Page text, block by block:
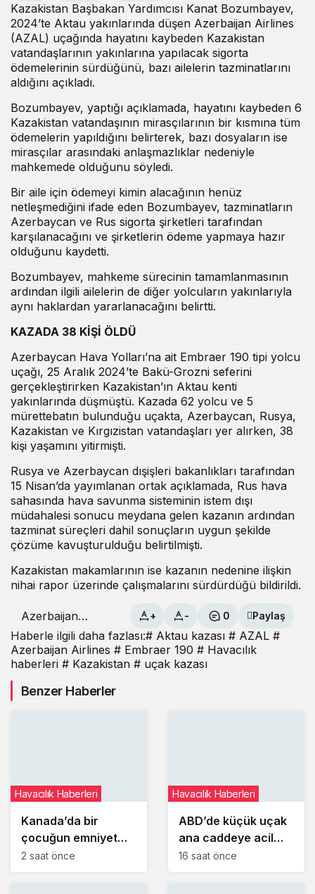
Kazakistan Başbakan Yardımcısı Kanat Bozumbayev,
2024’te Aktau yakınlarında düşen Azerbaijan Airlines
(AZAL) uçağında hayatını kaybeden Kazakistan
vatandaşlarının yakınlarına yapılacak sigorta
ödemelerinin sürdüğünü, bazı ailelerin tazminatlarını
aldığını açıkladı.
Bozumbayev, yaptığı açıklamada, hayatını kaybeden 6
Kazakistan vatandaşının mirasçılarının bir kısmına tüm
ödemelerin yapıldığını belirterek, bazı dosyaların ise
mirasçılar arasındaki anlaşmazlıklar nedeniyle
mahkemede olduğunu söyledi.
Bir aile için ödemeyi kimin alacağının henüz
netleşmediğini ifade eden Bozumbayev, tazminatların
Azerbaycan ve Rus sigorta şirketleri tarafından
karşılanacağını ve şirketlerin ödeme yapmaya hazır
olduğunu kaydetti.
Bozumbayev, mahkeme sürecinin tamamlanmasının
ardından ilgili ailelerin de diğer yolcuların yakınlarıyla
aynı haklardan yararlanacağını belirtti.
KAZADA 38 KİŞİ ÖLDÜ
Azerbaycan Hava Yolları’na ait Embraer 190 tipi yolcu
uçağı, 25 Aralık 2024’te Bakü-Grozni seferini
gerçekleştirirken Kazakistan’ın Aktau kenti
yakınlarında düşmüştü. Kazada 62 yolcu ve 5
mürettebatın bulunduğu uçakta, Azerbaycan, Rusya,
Kazakistan ve Kırgızistan vatandaşları yer alırken, 38
kişi yaşamını yitirmişti.
Rusya ve Azerbaycan dışişleri bakanlıkları tarafından
15 Nisan’da yayımlanan ortak açıklamada, Rus hava
sahasında hava savunma sisteminin istem dışı
müdahalesi sonucu meydana gelen kazanın ardından
tazminat süreçleri dahil sonuçların uygun şekilde
çözüme kavuşturulduğu belirtilmişti.
Kazakistan makamlarının ise kazanın nedenine ilişkin
nihai rapor üzerinde çalışmalarını sürdürdüğü bildirildi.
Azerbaijan
Airlines
kazasında
ölenlerin
yakınlarına
tazminat
ödenmeye
+ - 0 Paylaş
Haberle ilgili daha fazlası:# Aktau kazası # AZAL #
Azerbaijan Airlines # Embraer 190 # Havacılık
haberleri # Kazakistan # uçak kazası
Benzer Haberler
Kanada’da bir
çocuğun emniyet
kemerini takmaması
Havacılık Haberleri
2 saat önce
ABD’de küçük uçak
ana caddeye acil
iniş yaptı
Havacılık Haberleri
16 saat önce